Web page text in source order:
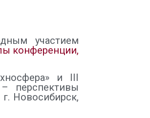
участием
конференции,
и III
перспективы
Новосибирск,